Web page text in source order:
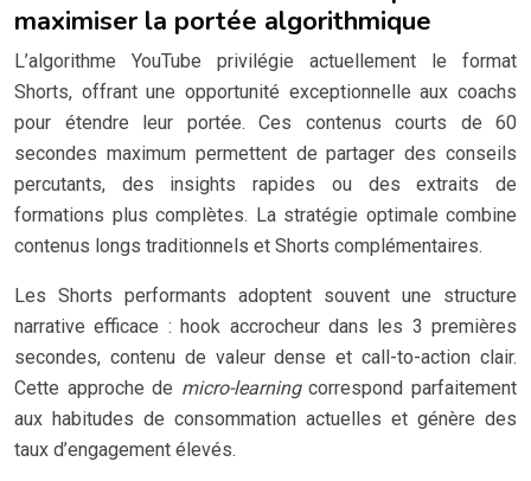
maximiser la portée algorithmique
L’algorithme YouTube privilégie actuellement le format
Shorts, offrant une opportunité exceptionnelle aux coachs
pour étendre leur portée. Ces contenus courts de 60
secondes maximum permettent de partager des conseils
percutants, des insights rapides ou des extraits de
formations plus complètes. La stratégie optimale combine
contenus longs traditionnels et Shorts complémentaires.
Les Shorts performants adoptent souvent une structure
narrative efficace : hook accrocheur dans les 3 premières
secondes, contenu de valeur dense et call-to-action clair.
Cette approche de micro-learningcorrespond parfaitement
aux habitudes de consommation actuelles et génère des
taux d’engagement élevés.